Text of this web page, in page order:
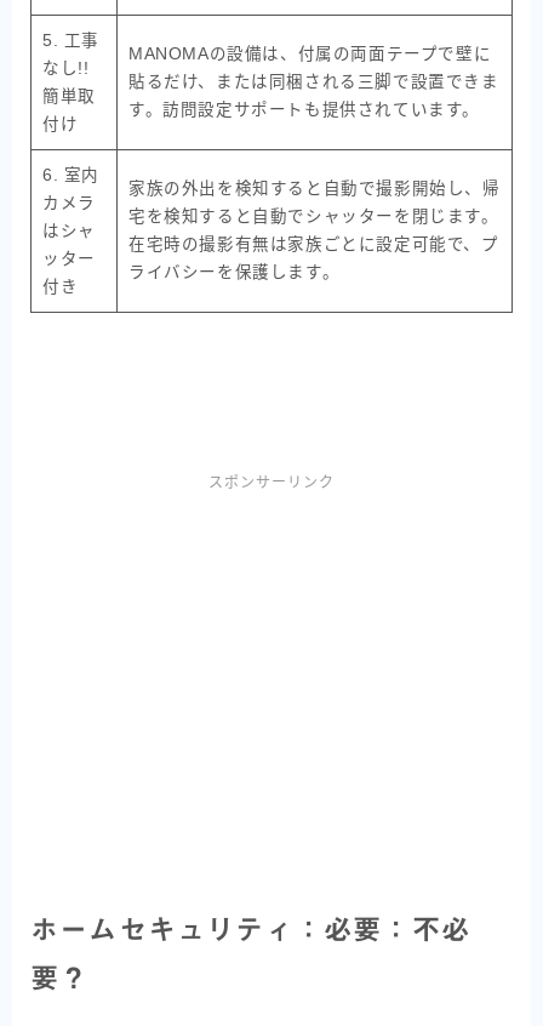
5. 工事
なし!!
簡単取
付け
MANOMAの設備は、付属の両面テープで壁に
貼るだけ、または同梱される三脚で設置できま
す。訪問設定サポートも提供されています。
6. 室内
カメラ
はシャ
ッター
付き
家族の外出を検知すると自動で撮影開始し、帰
宅を検知すると自動でシャッターを閉じます。
在宅時の撮影有無は家族ごとに設定可能で、プ
ライバシーを保護します。
スポンサーリンク
ホームセキュリティ：必要：不必
要？